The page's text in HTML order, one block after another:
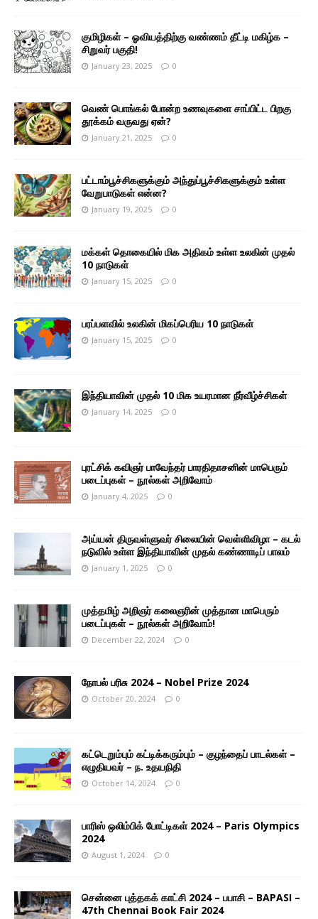
குமிழிகள் – ஓவியத்திற்கு வண்ணம் தீட்டி மகிழ்க –
சிறுவர் பகுதி!
January 23, 2025 0
வெண் பொங்கல் போன்ற உணவுகளை சாப்பிட்ட பிறகு
தூக்கம் வருவது ஏன்?
January 21, 2025 0
பட்டாம்பூச்சிகளுக்கும் அந்துப்பூச்சிகளுக்கும் உள்ள
வேறுபாடுகள் என்ன?
January 19, 2025 0
மக்கள் தொகையில் மிக அதிகம் உள்ள உலகின் முதல்
10 நாடுகள்
January 15, 2025 0
பரப்பளவில் உலகின் மிகப்பெரிய 10 நாடுகள்
January 15, 2025 0
இந்தியாவின் முதல் 10 மிக உயரமான நீர்வீழ்ச்சிகள்
January 14, 2025 0
புரட்சிக் கவிஞர் பாவேந்தர் பாரதிதாசனின் மாபெரும்
படைப்புகள் – நூல்கள் அறிவோம்
January 4, 2025 0
அய்யன் திருவள்ளுவர் சிலையின் வெள்ளிவிழா – கடல்
நடுவில் உள்ள இந்தியாவின் முதல் கண்ணாடிப் பாலம்
January 1, 2025 0
முத்தமிழ் அறிஞர் கலைஞரின் முத்தான மாபெரும்
படைப்புகள் – நூல்கள் அறிவோம்!
December 22, 2024 0
நோபல் பரிசு 2024 – Nobel Prize 2024
October 20, 2024 0
கட்டெறும்பும் கட்டிக்கரும்பும் – குழந்தைப் பாடல்கள் –
எழுதியவர் – ந. உதயநிதி
October 14, 2024 0
பாரிஸ் ஒலிம்பிக் போட்டிகள் 2024 – Paris Olympics
2024
August 1, 2024 0
சென்னை புத்தகக் காட்சி 2024 – பபாசி – BAPASI –
47th Chennai Book Fair 2024